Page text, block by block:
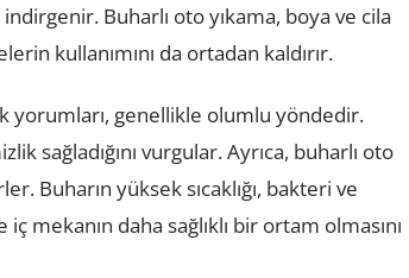
Buharlı oto yıkama, boya ve cila
kullanımını da ortadan kaldırır.
yorumları, genellikle olumlu yöndedir.
sağladığını vurgular. Ayrıca, buharlı oto
Buharın yüksek sıcaklığı, bakteri ve
mekanın daha sağlıklı bir ortam olmasını